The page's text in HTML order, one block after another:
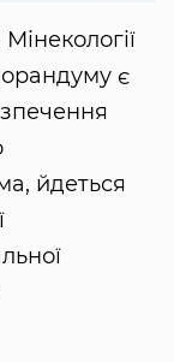
є
йдеться